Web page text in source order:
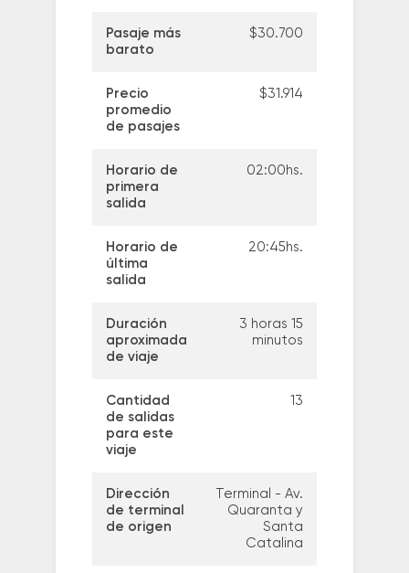
Pasaje más
barato
$30.700
Precio
promedio
de pasajes
$31.914
Horario de
primera
salida
02:00hs.
Horario de
última
salida
20:45hs.
Duración
aproximada
de viaje
3 horas 15
minutos
Cantidad
de salidas
para este
viaje
13
Dirección
de terminal
de origen
Terminal - Av.
Quaranta y
Santa
Catalina